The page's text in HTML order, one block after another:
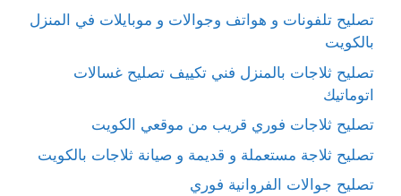
تصليح تلفونات و هواتف وجوالات و موبايلات في المنزل
بالكويت
تصليح ثلاجات بالمنزل فني تكييف تصليح غسالات
اتوماتيك
تصليح ثلاجات فوري قريب من موقعي الكويت
تصليح ثلاجة مستعملة و قديمة و صيانة ثلاجات بالكويت
تصليح جوالات الفروانية فوري